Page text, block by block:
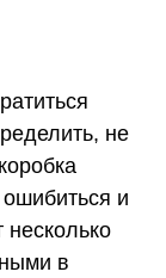
не
и
в